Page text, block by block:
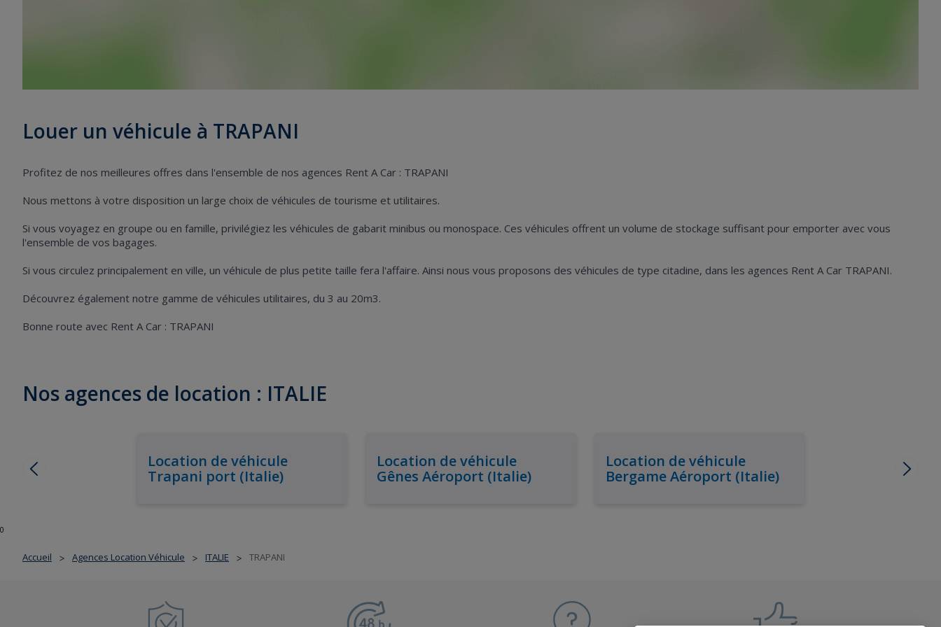
Accueil > Agences Location Véhicule > ITALIE > TRAPANI
Louer un véhicule à TRAPANI
Profitez de nos meilleures offres dans l'ensemble de nos agences Rent A Car : TRAPANI
Nous mettons à votre disposition un large choix de véhicules de tourisme et utilitaires.
Si vous voyagez en groupe ou en famille, privilégiez les véhicules de gabarit minibus ou monospace. Ces véhicules offrent un volume de stockage suffisant pour emporter avec vous
l'ensemble de vos bagages.
Si vous circulez principalement en ville, un véhicule de plus petite taille fera l'affaire. Ainsi nous vous proposons des véhicules de type citadine, dans les agences Rent A Car TRAPANI.
Découvrez également notre gamme de véhicules utilitaires, du 3 au 20m3.
Bonne route avec Rent A Car : TRAPANI
Nos agences de location : ITALIE
Location de véhicule
Trapani port (Italie)
Location de véhicule
Gênes Aéroport (Italie)
Location de véhicule
Bergame Aéroport (Italie)
0